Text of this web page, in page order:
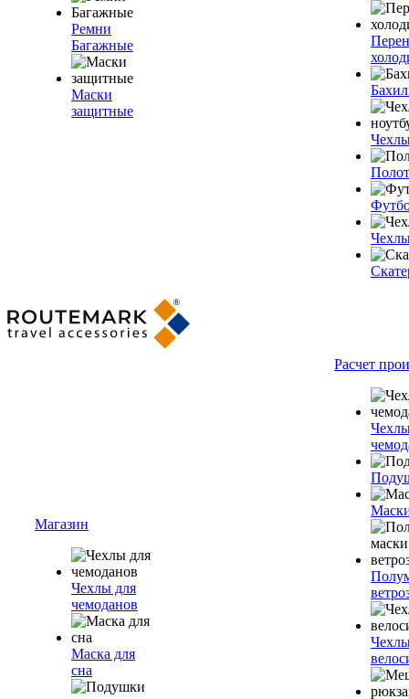
Ремни
Багажные
Маски
защитные
Магазин
Чехлы для
чемоданов
Маска для
сна
Расчет